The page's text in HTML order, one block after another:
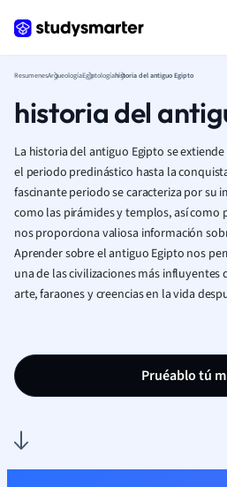
ResumenesArqueologíaEgiptologíahistoria del antiguo Egipto
historia del
La historia del antiguo Egipto se
el periodo predinástico hasta la
fascinante periodo se caracteriza por su
como las pirámides y templos, así como
nos proporciona valiosa información
Aprender sobre el antiguo Egipto nos
una de las civilizaciones más influyentes
arte, faraones y creencias en la vida
Pruéablo tú